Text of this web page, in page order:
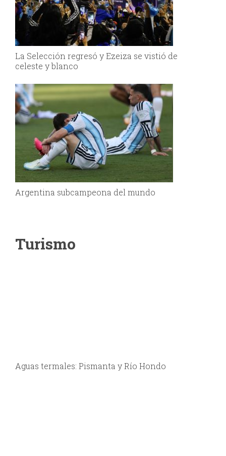
La Selección regresó y Ezeiza se vistió de
celeste y blanco
Argentina subcampeona del mundo
Turismo
Aguas termales: Pismanta y Río Hondo